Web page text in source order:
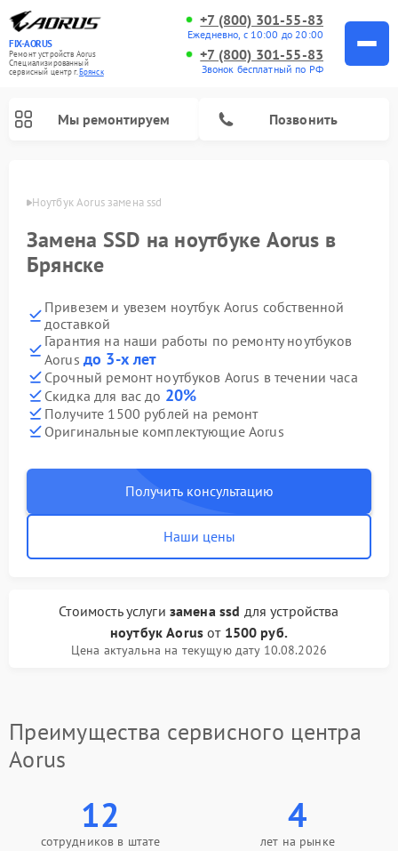
FIX-AORUS
Ремонт устройств Aorus
Специализированный
cервисный центр г.Брянск
+7 (800) 301-55-83
Ежедневно, с 10:00 до 20:00
+7 (800) 301-55-83
Звонок бесплатный по РФ
Мы ремонтируем Позвонить
Ноутбук Aorus замена ssd
Замена SSD на ноутбуке Aorus в
Брянске
Привезем и увезем ноутбук Aorus собственной
доставкой
Гарантия на наши работы по ремонту ноутбуков
Aorus до 3-х лет
Срочный ремонт ноутбуков Aorus в течении часа
Скидка для вас до 20%
Получите 1500 рублей на ремонт
Оригинальные комплектующие Aorus
Получить консультацию
Наши цены
Стоимость услуги замена ssd для устройства
ноутбук Aorusот 1500 руб.
Цена актуальна на текущую дату 10.08.2026
Преимущества сервисного центра
Aorus
12
сотрудников в штате
4
лет на рынке